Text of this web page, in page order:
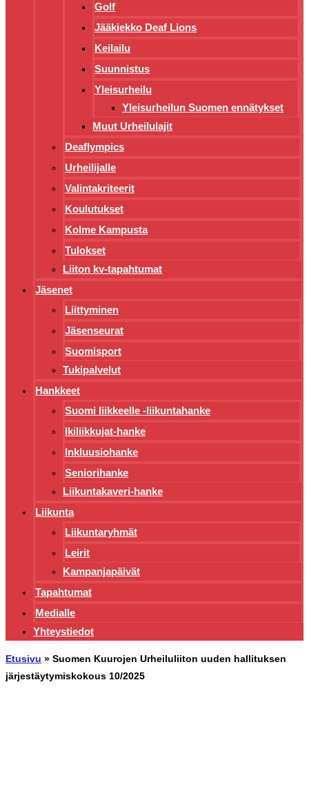
Golf
Jääkiekko Deaf Lions
Keilailu
Suunnistus
Yleisurheilu
Yleisurheilun Suomen ennätykset
Muut Urheilulajit
Deaflympics
Urheilijalle
Valintakriteerit
Koulutukset
Kolme Kampusta
Tulokset
Liiton kv-tapahtumat
Jäsenet
Liittyminen
Jäsenseurat
Suomisport
Tukipalvelut
Hankkeet
Suomi liikkeelle -liikuntahanke
Ikiliikkujat-hanke
Inkluusiohanke
Seniorihanke
Liikuntakaveri-hanke
Liikunta
Liikuntaryhmät
Leirit
Kampanjapäivät
Tapahtumat
Medialle
Yhteystiedot
Etusivu » Suomen Kuurojen Urheiluliiton uuden hallituksen
järjestäytymiskokous 10/2025